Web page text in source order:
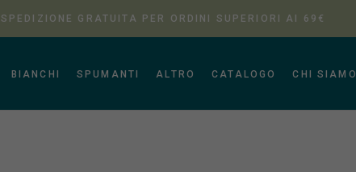
SPEDIZIONE GRATUITA PER ORDINI SUPERIORI AI 69€
BIANCHI SPUMANTI ALTRO CATALOGO CHI SIAMO